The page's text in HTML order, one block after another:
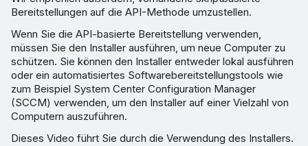
Bereitstellungen auf die API-Methode umzustellen.
Wenn Sie die API-basierte Bereitstellung verwenden,
müssen Sie den Installer ausführen, um neue Computer zu
schützen. Sie können den Installer entweder lokal ausführen
oder ein automatisiertes Softwarebereitstellungstools wie
zum Beispiel System Center Configuration Manager
(SCCM) verwenden, um den Installer auf einer Vielzahl von
Computern auszuführen.
Dieses Video führt Sie durch die Verwendung des Installers.